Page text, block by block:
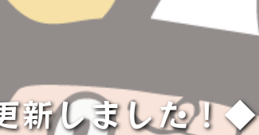
新しました！◆